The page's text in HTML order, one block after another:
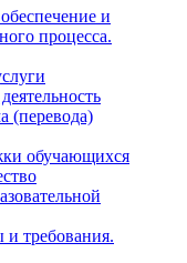
и
процесса.
(перевода)
обучающихся
и требования.